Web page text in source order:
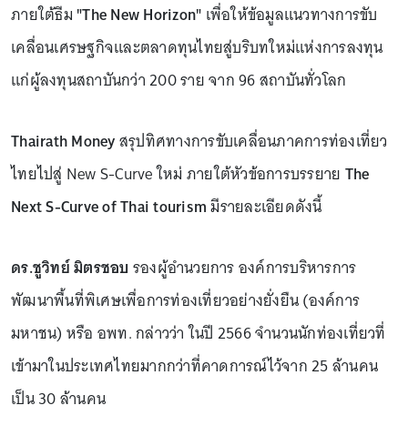
ภายใต้ธีม "The New Horizon" เพื่อให้ข้อมูลแนวทางการขับ
เคลื่อนเศรษฐกิจและตลาดทุนไทยสู่บริบทใหม่แห่งการลงทุน
แก่ผู้ลงทุนสถาบันกว่า 200 ราย จาก 96 สถาบันทั่วโลก
Thairath Moneyสรุปทิศทางการขับเคลื่อนภาคการท่องเที่ยว
ไทยไปสู่ New S-Curve ใหม่ ภายใต้หัวข้อการบรรยาย The
Next S-Curve of Thai tourismมีรายละเอียดดังนี้
ดร.ชูวิทย์ มิตรชอบ รองผู้อำนวยการ องค์การบริหารการ
พัฒนาพื้นที่พิเศษเพื่อการท่องเที่ยวอย่างยั่งยืน (องค์การ
มหาชน) หรือ อพท. กล่าวว่า ในปี 2566 จำนวนนักท่องเที่ยวที่
เข้ามาในประเทศไทยมากกว่าที่คาดการณ์ไว้จาก 25 ล้านคน
เป็น 30 ล้านคน